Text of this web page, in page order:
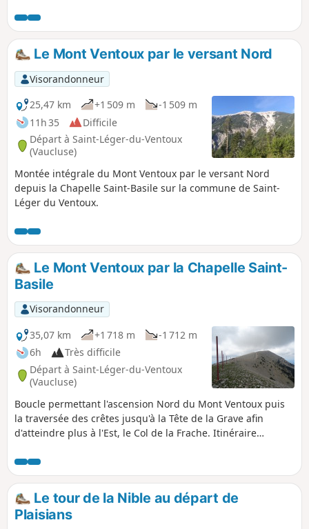
Le Mont Ventoux par le versant Nord
Visorandonneur
25,47 km
+1 509 m
-1 509 m
11h 35
Difficile
Départ à Saint-Léger-du-Ventoux
(Vaucluse)
Montée intégrale du Mont Ventoux par le versant Nord
depuis la Chapelle Saint-Basile sur la commune de Saint-
Léger du Ventoux.
Le Mont Ventoux par la Chapelle Saint-
Basile
Visorandonneur
35,07 km
+1 718 m
-1 712 m
6h
Très difficile
Départ à Saint-Léger-du-Ventoux
(Vaucluse)
Boucle permettant l'ascension Nord du Mont Ventoux puis
la traversée des crêtes jusqu'à la Tête de la Grave afin
d'atteindre plus à l'Est, le Col de la Frache. Itinéraire
Nord.
Le tour de la Nible au départ de
Plaisians